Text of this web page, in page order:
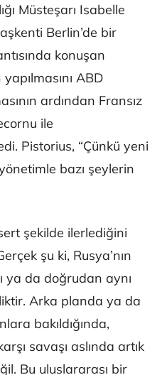
Müsteşarı Isabelle
Berlin’de bir
konuşan
ABD
ardından Fransız
ile
Pistorius, “Çünkü yeni
bazı şeylerin
şekilde ilerlediğini
şu ki, Rusya’nın
ya da doğrudan aynı
Arka planda ya da
bakıldığında,
savaşı aslında artık
Bu uluslararası bir